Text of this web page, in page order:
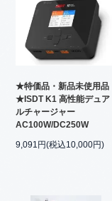
★特価品・新品未使用品
★ISDT K1 高性能デュア
ルチャージャー
AC100W/DC250W
9,091円(税込10,000円)